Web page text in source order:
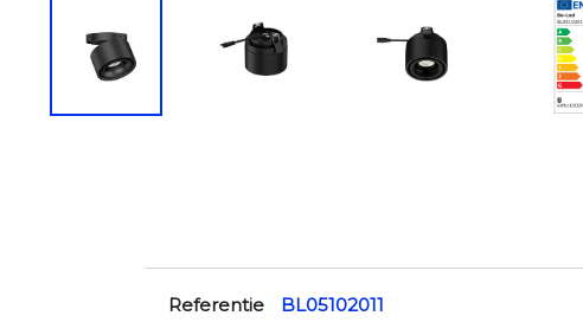
Referentie
BL05102011